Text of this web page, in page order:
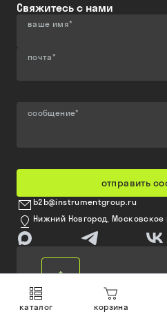
каталог корзина
Свяжитесь с нами
ваше имя*
почта*
сообщение*
отправить
b2b@instrumentgroup.ru
Нижний Новгород, Московское